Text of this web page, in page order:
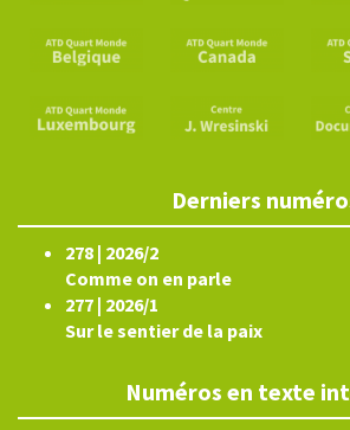
Derniers
278 | 2026/2
Comme on en parle
277 | 2026/1
Sur le sentier de la paix
Numéros en texte